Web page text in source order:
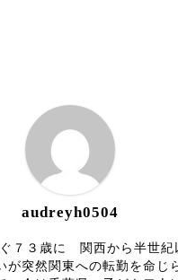
audreyh0504
７３歳に 関西から半世紀
突然関東への転勤を命じ